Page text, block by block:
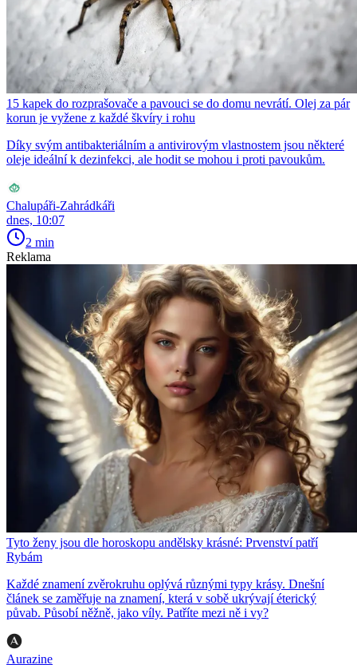
15 kapek do rozprašovače a pavouci se do domu nevrátí. Olej za pár
korun je vyžene z každé škvíry i rohu
Díky svým antibakteriálním a antivirovým vlastnostem jsou některé
oleje ideální k dezinfekci, ale hodit se mohou i proti pavoukům.
Chalupáři-Zahrádkáři
dnes, 10:07
2 min
Reklama
Tyto ženy jsou dle horoskopu andělsky krásné: Prvenství patří
Rybám
Každé znamení zvěrokruhu oplývá různými typy krásy. Dnešní
článek se zaměřuje na znamení, která v sobě ukrývají éterický
půvab. Působí něžně, jako víly. Patříte mezi ně i vy?
Aurazine